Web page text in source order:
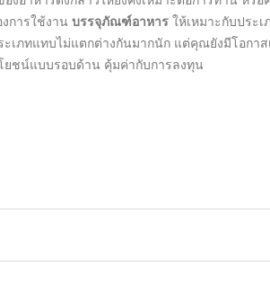
การใช้งาน บรรจุภัณฑ์อาหาร ให้เหมาะกับประ
ภทแทบไม่แตกต่างกันมากนัก แต่คุณยังมีโอกา
ยชน์แบบรอบด้าน คุ้มค่ากับการลงทุน